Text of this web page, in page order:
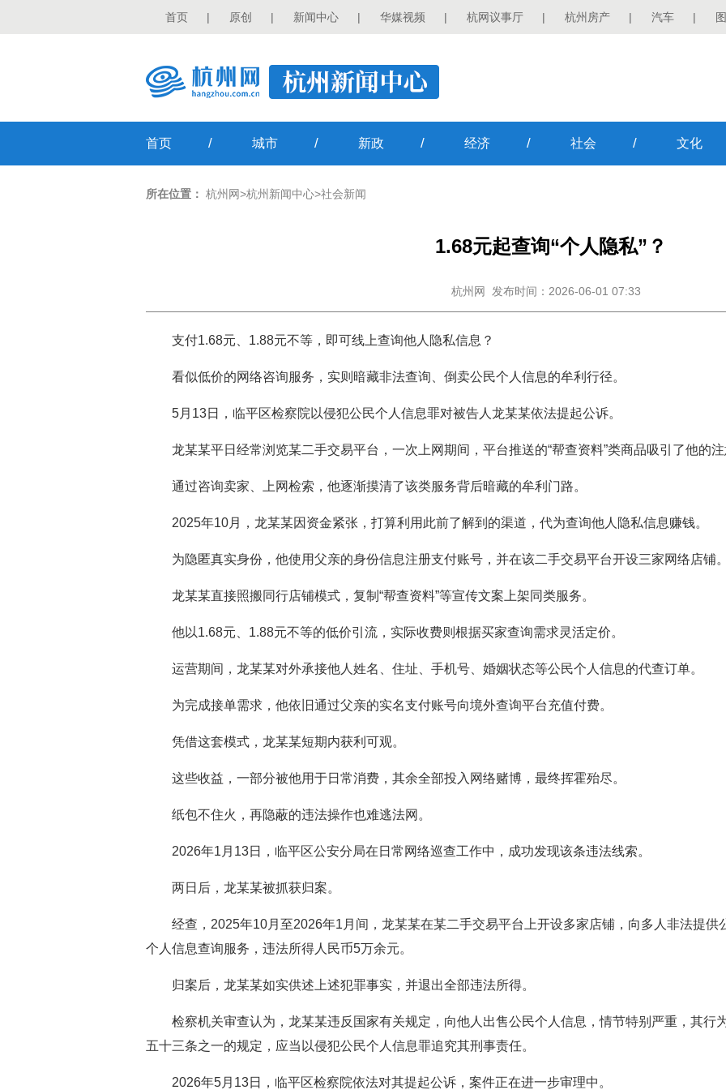
首页 | 原创 | 新闻中心 | 华媒视频 | 杭网议事厅 | 杭州房产 | 汽车 |
首页 / 城市 / 新政 / 经济 / 社会 / 文化
所在位置： 杭州网>杭州新闻中心>社会新闻
1.68元起查询“个人隐私”？
杭州网 发布时间：2026-06-01 07:33
支付1.68元、1.88元不等，即可线上查询他人隐私信息？
看似低价的网络咨询服务，实则暗藏非法查询、倒卖公民个人信息的牟利行径。
5月13日，临平区检察院以侵犯公民个人信息罪对被告人龙某某依法提起公诉。
龙某某平日经常浏览某二手交易平台，一次上网期间，平台推送的“帮查资料”类商品吸引了他的
通过咨询卖家、上网检索，他逐渐摸清了该类服务背后暗藏的牟利门路。
2025年10月，龙某某因资金紧张，打算利用此前了解到的渠道，代为查询他人隐私信息赚钱。
为隐匿真实身份，他使用父亲的身份信息注册支付账号，并在该二手交易平台开设三家网络店铺
龙某某直接照搬同行店铺模式，复制“帮查资料”等宣传文案上架同类服务。
他以1.68元、1.88元不等的低价引流，实际收费则根据买家查询需求灵活定价。
运营期间，龙某某对外承接他人姓名、住址、手机号、婚姻状态等公民个人信息的代查订单。
为完成接单需求，他依旧通过父亲的实名支付账号向境外查询平台充值付费。
凭借这套模式，龙某某短期内获利可观。
这些收益，一部分被他用于日常消费，其余全部投入网络赌博，最终挥霍殆尽。
纸包不住火，再隐蔽的违法操作也难逃法网。
2026年1月13日，临平区公安分局在日常网络巡查工作中，成功发现该条违法线索。
两日后，龙某某被抓获归案。
经查，2025年10月至2026年1月间，龙某某在某二手交易平台上开设多家店铺，向多人非法提
个人信息查询服务，违法所得人民币5万余元。
归案后，龙某某如实供述上述犯罪事实，并退出全部违法所得。
检察机关审查认为，龙某某违反国家有关规定，向他人出售公民个人信息，情节特别严重，其行
五十三条之一的规定，应当以侵犯公民个人信息罪追究其刑事责任。
2026年5月13日，临平区检察院依法对其提起公诉，案件正在进一步审理中。